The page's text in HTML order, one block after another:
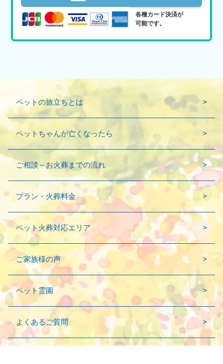
各種カード決済が
可能です。
ペットの旅立ちとは
ペットちゃんが亡くなったら
ご相談～お火葬までの流れ
プラン・火葬料金
ペット火葬対応エリア
ご家族様の声
ペット霊園
よくあるご質問